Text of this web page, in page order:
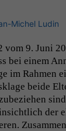
Michel Ludin
vom 9. Juni
bei einem
im Rah­men
bei­de
der